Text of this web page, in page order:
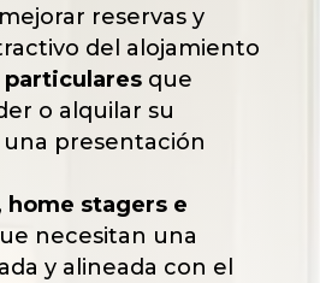
reservas y
del alojamiento
que
o alquilar su
presentación
stagers e
necesitan una
y alineada con el